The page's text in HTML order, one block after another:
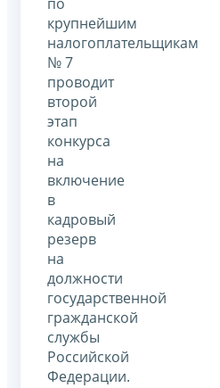
крупнейшим
налогоплательщикам
№ 7
проводит
второй
этап
конкурса
на
включение
в
кадровый
резерв
на
должности
государственной
гражданской
службы
Российской
Федерации.